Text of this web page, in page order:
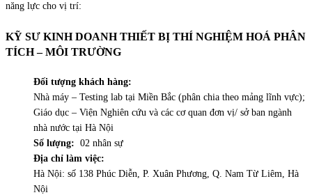
năng lực cho vị trí:
KỸ SƯ KINH DOANH THIẾT BỊ THÍ NGHIỆM HOÁ PHÂN
TÍCH – MÔI TRƯỜNG
Đối tượng khách hàng:
Nhà máy – Testing lab tại Miền Bắc (phân chia theo mảng lĩnh vực);
Giáo dục – Viện Nghiên cứu và các cơ quan đơn vị/ sở ban ngành
nhà nước tại Hà Nội
Số lượng: 02 nhân sự
Địa chỉ làm việc:
Hà Nội: số 138 Phúc Diễn, P. Xuân Phương, Q. Nam Từ Liêm, Hà
Nội